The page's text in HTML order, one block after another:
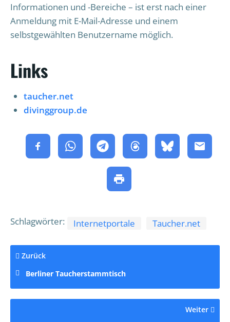
Informationen und -Bereiche – ist erst nach einer
Anmeldung mit E-Mail-Adresse und einem
selbstgewählten Benutzername möglich.
Links
taucher.net
divinggroup.de
Schlagwörter: Internetportale Taucher.net
Zurück
Berliner Taucherstammtisch
Weiter